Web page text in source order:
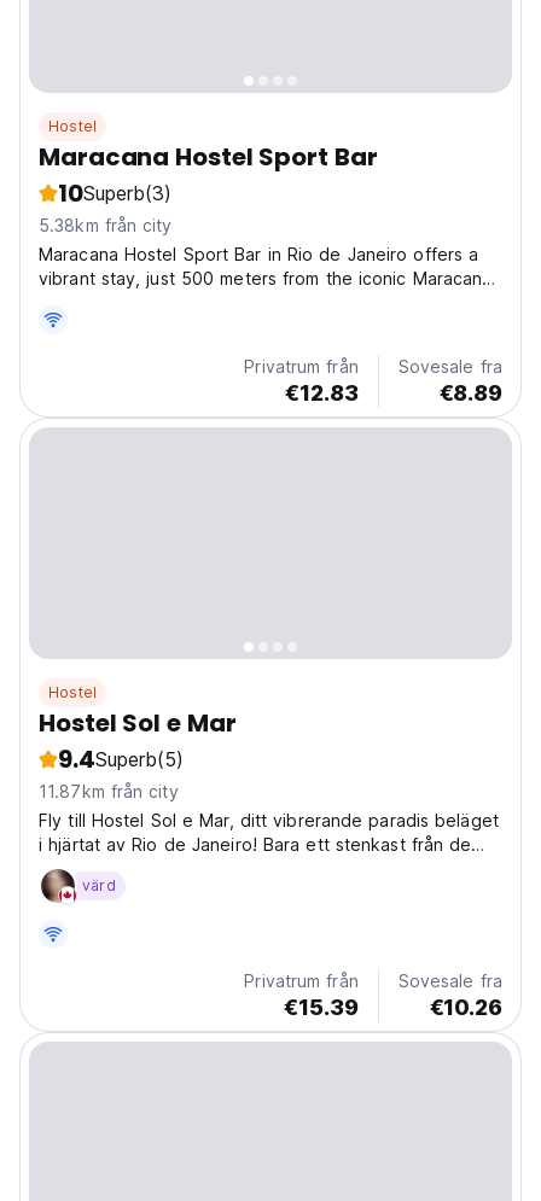
Hostel
Maracana Hostel Sport Bar
10Superb(3)
5.38km från city
Maracana Hostel Sport Bar in Rio de Janeiro offers a
vibrant stay, just 500 meters from the iconic Maracana
the shared lounge, or enjoy a drink at the on-site bar,
Privatrum från
€12.83
Sovesale fra
€8.89
Hostel
Hostel Sol e Mar
9.4Superb(5)
11.87km från city
Fly till Hostel Sol e Mar, ditt vibrerande paradis beläget
i hjärtat av Rio de Janeiro! Bara ett stenkast från de
ikoniska stränderna och det pulserande stadslivet
erbjuder vårt mysiga vandrarhem en oförglömlig
värd
Privatrum från
€15.39
Sovesale fra
€10.26